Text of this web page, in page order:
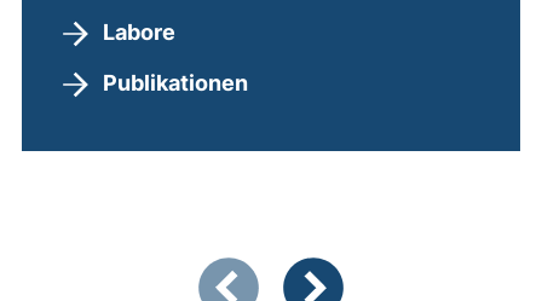
Labore
Publikationen
Zeigt Folie 1 von 3